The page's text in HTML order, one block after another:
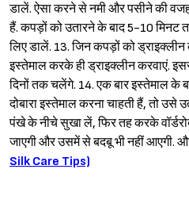
डालें. ऐसा करने से नमी और पसीने की
हैं. कपड़ों को उतारने के बाद 5-10 मिनट
लिए डालें. 13. जिन कपड़ों को ड्राइक्लीन
इस्तेमाल करके ही ड्राइक्लीन करवाएं.
दिनों तक चलेंगे. 14. एक बार इस्तेमाल के
दोबारा इस्तेमाल करना चाहती हैं, तो उसे
पंखे के नीचे सुखा लें, फिर तह करके
जाएगी और उसमें से बदबू भी नहीं आएगी.
Silk Care Tips)